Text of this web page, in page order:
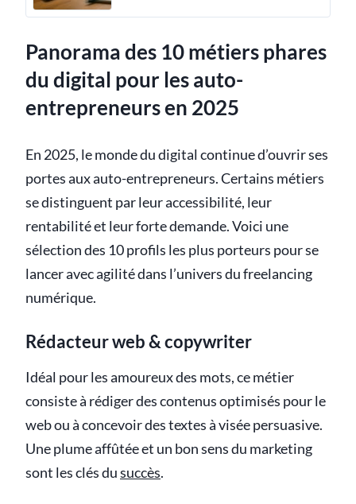
Panorama des 10 métiers phares
du digital pour les auto-
entrepreneurs en 2025
En 2025, le monde du digital continue d’ouvrir ses
portes aux auto-entrepreneurs. Certains métiers
se distinguent par leur accessibilité, leur
rentabilité et leur forte demande. Voici une
sélection des 10 profils les plus porteurs pour se
lancer avec agilité dans l’univers du freelancing
numérique.
Rédacteur web & copywriter
Idéal pour les amoureux des mots, ce métier
consiste à rédiger des contenus optimisés pour le
web ou à concevoir des textes à visée persuasive.
Une plume affûtée et un bon sens du marketing
sont les clés dusuccès.